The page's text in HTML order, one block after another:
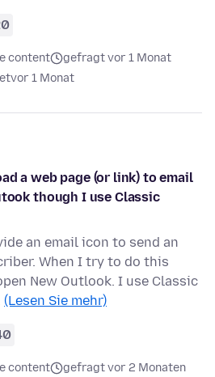
content
gefragt vor 1 Monat
vor 1 Monat
a web page (or link) to email
though I use Classic
an email icon to send an
When I try to do this
New Outlook. I use Classic
(Lesen Sie mehr)
content gefragt vor 2 Monaten